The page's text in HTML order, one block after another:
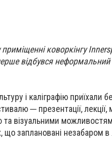
коворкінгу
відбувся неформальний
і каліграфію приїхали
─ презентації,
та візуальними
заплановані незабаром